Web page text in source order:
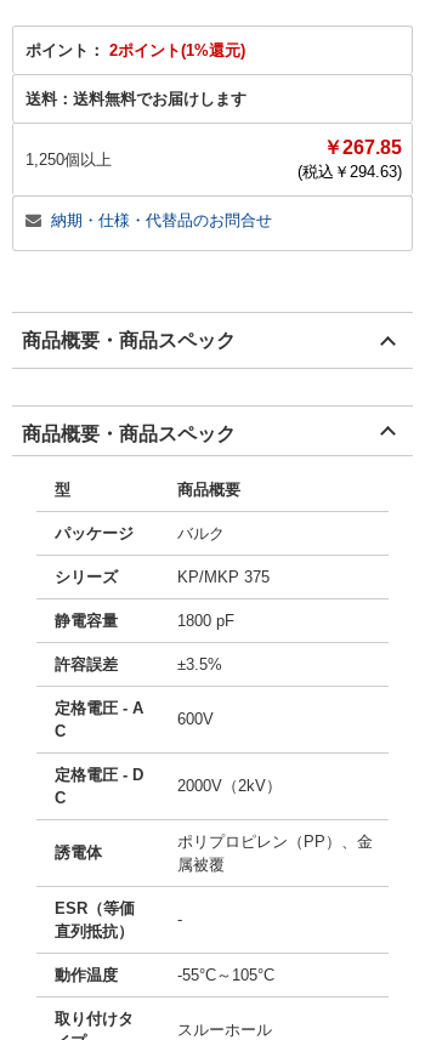
ポイント： 2ポイント(1%還元)
送料： 送料無料でお届けします
1,250個以上
￥267.85
(税込￥ 294.63)
納期・仕様・代替品のお問合せ
商品概要・商品スペック
商品概要・商品スペック
型 商品概要
パッケージ バルク
シリーズ KP/MKP 375
静電容量 1800 pF
許容誤差 ±3.5%
定格電圧 - A
C
600V
定格電圧 - D
C
2000V（2kV）
誘電体
ポリプロピレン（PP）、金
属被覆
ESR（等価
直列抵抗）
-
動作温度 -55°C～105°C
取り付けタ
スルーホール